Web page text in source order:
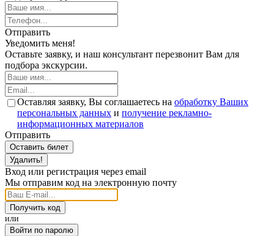
Отправить
Уведомить меня!
Оставьте заявку, и наш консультант перезвонит Вам для
подбора экскурсии.
Оставляя заявку, Вы соглашаетесь на обработку Ваших
персональных данных и получение рекламно-
информационных материалов
Отправить
Оставить билет
Удалить!
Вход или регистрация через email
Мы отправим код на электронную почту
Получить код
или
Войти по паролю